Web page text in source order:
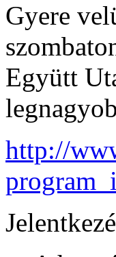
Gyere
Együtt
http://